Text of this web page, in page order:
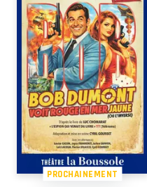
PROCHAINEMENT